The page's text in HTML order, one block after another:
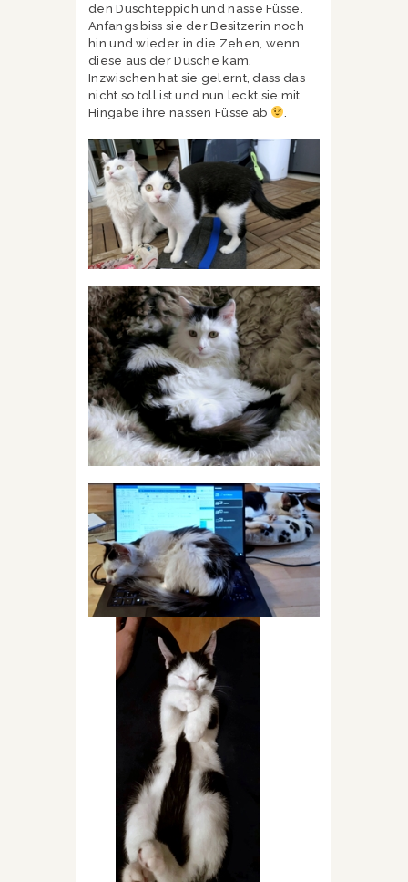
den Duschteppich und nasse Füsse.
Anfangs biss sie der Besitzerin noch
hin und wieder in die Zehen, wenn
diese aus der Dusche kam.
Inzwischen hat sie gelernt, dass das
nicht so toll ist und nun leckt sie mit
Hingabe ihre nassen Füsse ab